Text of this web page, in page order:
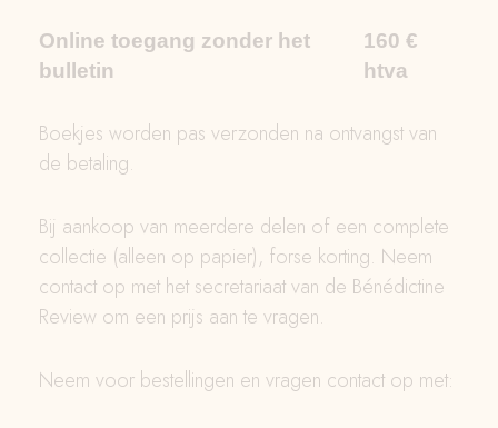
Online toegang zonder het
bulletin
160 €
htva
Boekjes worden pas verzonden na ontvangst van
de betaling.
Bij aankoop van meerdere delen of een complete
collectie (alleen op papier), forse korting. Neem
contact op met het secretariaat van de Bénédictine
Review om een prijs aan te vragen.
Neem voor bestellingen en vragen contact op met: